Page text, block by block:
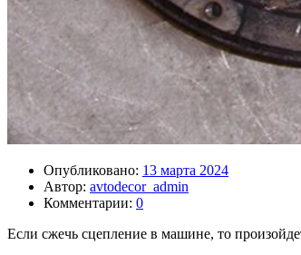
Опубликовано: 13 марта 2024
Автор: avtodecor_admin
Комментарии: 0
Если сжечь сцепление в машине, то